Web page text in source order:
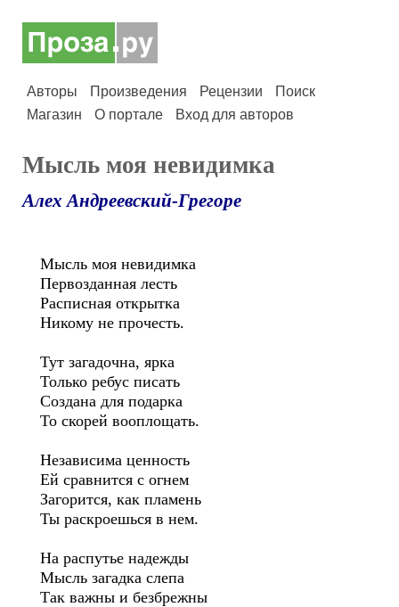
Авторы Произведения Рецензии
Поиск
Магазин
О портале Вход для авторов
Мысль моя невидимка
Алех Андреевский-Грегоре
Мысль моя невидимка
Первозданная лесть
Расписная открытка
Никому не прочесть.
Тут загадочна, ярка
Только ребус писать
Создана для подарка
То скорей вооплощать.
Независима ценность
Ей сравнится с огнем
Загорится, как пламень
Ты раскроешься в нем.
На распутье надежды
Мысль загадка слепа
Так важны и безбрежны